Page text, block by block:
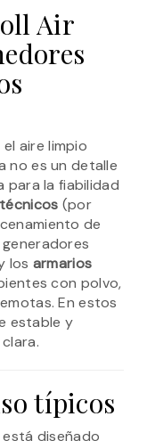
Air
aire limpio
no es un detalle
para la fiabilidad
(por
de
los armarios
con polvo,
En estos
estable y
típicos
diseñado